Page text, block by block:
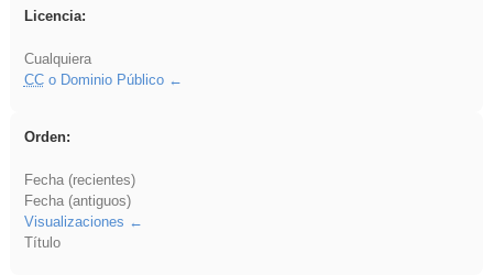
Licencia:
Cualquiera
CCo Dominio Público
Orden:
Fecha (recientes)
Fecha (antiguos)
Visualizaciones
Título